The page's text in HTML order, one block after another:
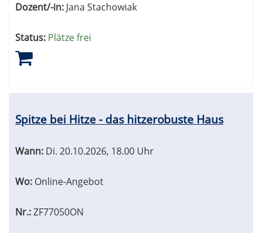
Dozent/-in: Jana Stachowiak
Status: Plätze frei
Spitze bei Hitze - das hitzerobuste Haus
Wann: Di. 20.10.2026, 18.00 Uhr
Wo: Online-Angebot
Nr.:ZF77050ON